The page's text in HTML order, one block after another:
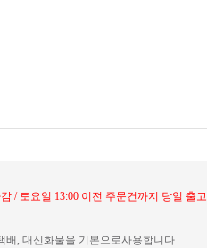
/ 토요일 13:00 이전 주문건까지 당일 출고
배, 대신화물을 기본으로사용합니다